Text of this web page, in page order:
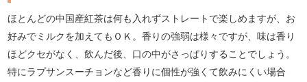
ほとんどの中国産紅茶は何も入れずストレートで楽しめますが、お
好みでミルクを加えてもＯＫ。香りの強弱は様々ですが、味は香り
ほどクセがなく、飲んだ後、口の中がさっぱりすることでしょう。
特にラプサンスーチョンなど香りに個性が強くて飲みにくい場合